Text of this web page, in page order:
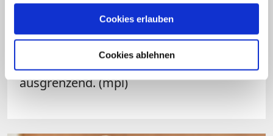
Cookies erlauben
Cookies ablehnen
und einer – noch zu erfindenden –
liturgischen Zange halte er für kaum
"gottgefällig und heilsdienlich". Zudem
hielt er manche Bedingungen für
ausgrenzend. (mpl)